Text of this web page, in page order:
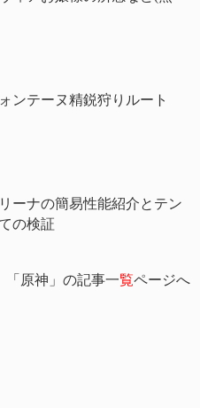
ンテーヌ精鋭狩りルート
ーナの簡易性能紹介とテン
の検証
「原神」の記事一覧ページへ